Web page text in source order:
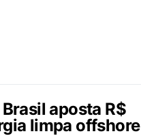
aposta R$
limpa offshore